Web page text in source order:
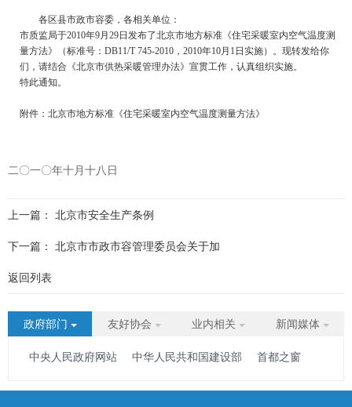
各区县市政市容委，各相关单位：
市质监局于2010年9月29日发布了北京市地方标准《住宅采暖室内空气温度测
量方法》（标准号：DB11/T 745-2010，2010年10月1日实施）。现转发给你
们，请结合《北京市供热采暖管理办法》宣贯工作，认真组织实施。
特此通知。
附件：北京市地方标准《住宅采暖室内空气温度测量方法》
二〇一〇年十月十八日
上一篇： 北京市安全生产条例
下一篇： 北京市市政市容管理委员会关于加
返回列表
政府部门 友好协会 业内相关 新闻媒体
中央人民政府网站 中华人民共和国建设部 首都之窗